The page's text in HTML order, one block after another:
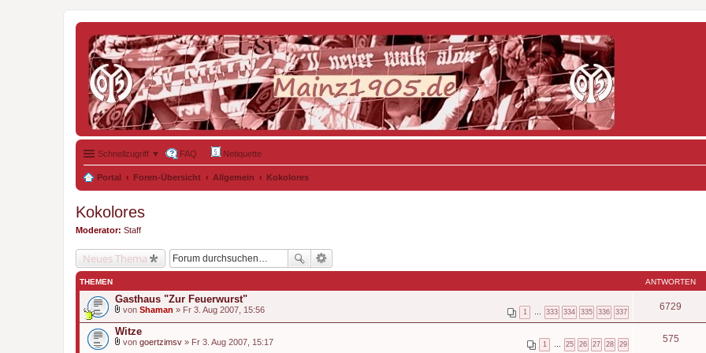
Schnellzugriff ▼ FAQ Netiquette
Portal Foren-Übersicht Allgemein Kokolores
Kokolores
Moderator: Staff
Neues Thema
THEMEN ANTWORTEN
Gasthaus "Zur Feuerwurst"
1 333 334 335 336 337
a
t
e
von Shaman » Fr 3. Aug 2007, 15:56 6729
Witze
1 25 26 27 28 29
von goertzimsv » Fr 3. Aug 2007, 15:17 575